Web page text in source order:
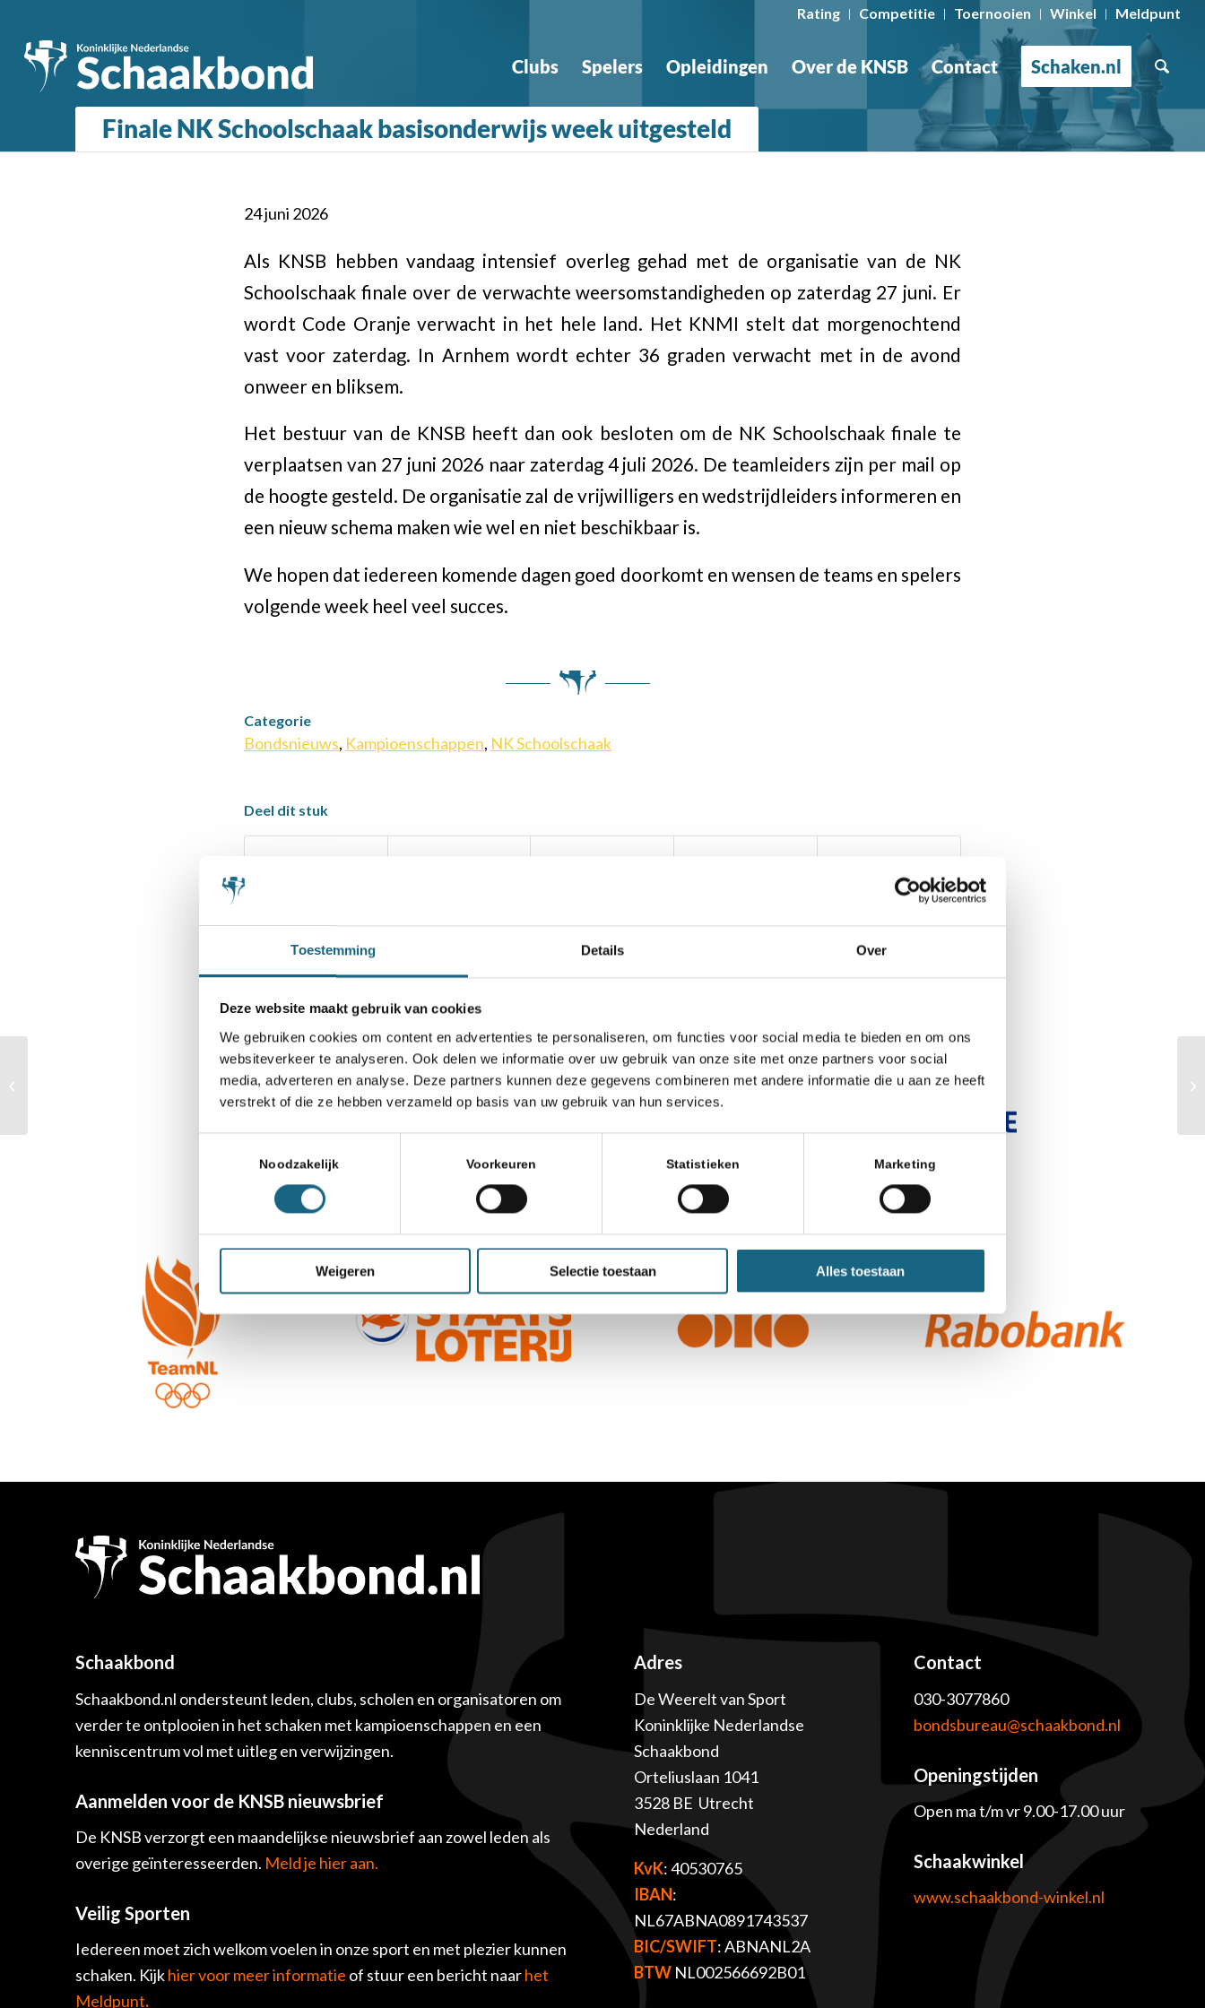
Toestemming Details Over
Deze website maakt gebruik van cookies
We gebruiken cookies om content en advertenties te personaliseren, om functies voor social media te bieden en om ons
websiteverkeer te analyseren. Ook delen we informatie over uw gebruik van onze site met onze partners voor social
media, adverteren en analyse. Deze partners kunnen deze gegevens combineren met andere informatie die u aan ze heeft
verstrekt of die ze hebben verzameld op basis van uw gebruik van hun services.
Noodzakelijk Voorkeuren Statistieken Marketing
Weigeren Selectie toestaan Alles toestaan
Rating Competitie Toernooien Winkel Meldpunt
Clubs Spelers Opleidingen Over de KNSB Contact Schaken.nl
Finale NK Schoolschaak basisonderwijs week uitgesteld
24 juni 2026
Als KNSB hebben vandaag intensief overleg gehad met de organisatie van de NK
Schoolschaak finale over de verwachte weersomstandigheden op zaterdag 27 juni. Er
wordt Code Oranje verwacht in het hele land. Het KNMI stelt dat morgenochtend
vast voor zaterdag. In Arnhem wordt echter 36 graden verwacht met in de avond
onweer en bliksem.
Het bestuur van de KNSB heeft dan ook besloten om de NK Schoolschaak finale te
verplaatsen van 27 juni 2026 naar zaterdag 4 juli 2026. De teamleiders zijn per mail op
de hoogte gesteld. De organisatie zal de vrijwilligers en wedstrijdleiders informeren en
een nieuw schema maken wie wel en niet beschikbaar is.
We hopen dat iedereen komende dagen goed doorkomt en wensen de teams en spelers
volgende week heel veel succes.
Categorie
Bondsnieuws, Kampioenschappen, NK Schoolschaak
Deel dit stuk
Schaakbond.nl wordt mede mogelijk gemaakt door:
Schaakbond
Schaakbond.nl ondersteunt leden, clubs, scholen en organisatoren om
verder te ontplooien in het schaken met kampioenschappen en een
kenniscentrum vol met uitleg en verwijzingen.
Aanmelden voor de KNSB nieuwsbrief
De KNSB verzorgt een maandelijkse nieuwsbrief aan zowel leden als
overige geïnteresseerden. Meld je hier aan.
Veilig Sporten
Iedereen moet zich welkom voelen in onze sport en met plezier kunnen
schaken. Kijkhier voor meer informatie of stuur een bericht naarhet
Meldpunt.
Adres
De Weerelt van Sport
Koninklijke Nederlandse
Schaakbond
Orteliuslaan 1041
3528 BE Utrecht
Nederland
KvK: 40530765
IBAN:
NL67ABNA0891743537
BIC/SWIFT: ABNANL2A
BTW NL002566692B01
Contact
030-3077860
bondsbureau@schaakbond.nl
Openingstijden
Open ma t/m vr 9.00-17.00 uur
Schaakwinkel
www.schaakbond-winkel.nl